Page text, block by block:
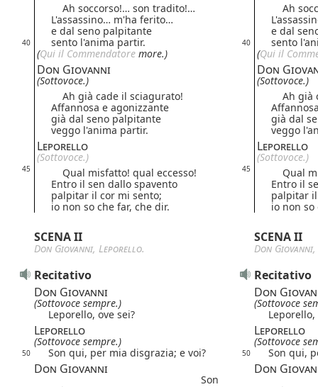
Ah soccorso!… son tradito!…
Ah
L'assassino… m'ha ferito…
e dal seno palpitante
e dal
40 sento l'anima partir. 40
sento
(Qui il Commendatore more.) (Qui il
Don Giovanni Don
(Sottovoce.)
(Sottovoce.)
Ah già cade il sciagurato!
Ah già
Affannosa e agonizzante
già dal seno palpitante
già dal
veggo l'anima partir.
veggo
Leporello Leporello
(Sottovoce.) (Sottovoce.)
45 Qual misfatto! qual eccesso! 45
Qual
Entro il sen dallo spavento
Entro il
palpitar il cor mi sento;
palpitar
io non so che far, che dir.
io non so
SCENA II SCENA II
Don Giovanni, Leporello. Don Giovanni,
Recitativo
Recitativo
Don Giovanni
Don
(Sottovoce sempre.)
(Sottovoce
Leporello, ove sei?
Leporello,
Leporello Leporello
(Sottovoce sempre.) (Sottovoce
50 Son qui, per mia disgrazia; e voi? 50 Son qui,
Don Giovanni Don
Son